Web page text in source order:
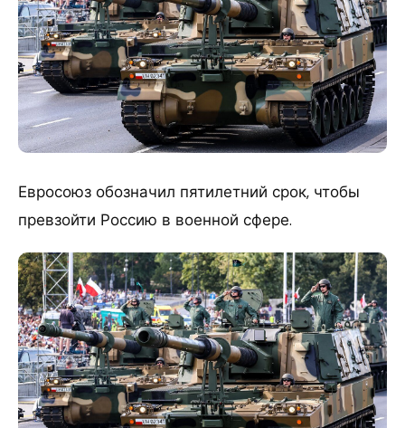
Евросоюз обозначил пятилетний срок, чтобы
превзойти Россию в военной сфере.